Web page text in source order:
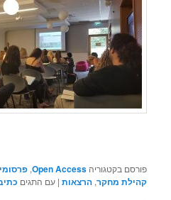
פורסם בקטגוריה Open Access
,
קהילת מחקר,הרצאות |עם התגים